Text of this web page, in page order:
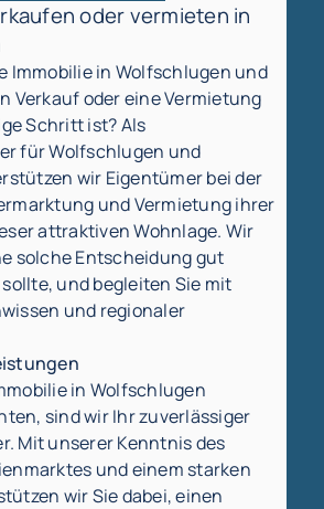
oder vermieten in
Immobilie in Wolfschlugen und
Verkauf oder eine Vermietung
Schritt ist? Als
für Wolfschlugen und
wir Eigentümer bei der
und Vermietung ihrer
attraktiven Wohnlage. Wir
solche Entscheidung gut
und begleiten Sie mit
und regionaler
in Wolfschlugen
sind wir Ihr zuverlässiger
Mit unserer Kenntnis des
und einem starken
wir Sie dabei, einen